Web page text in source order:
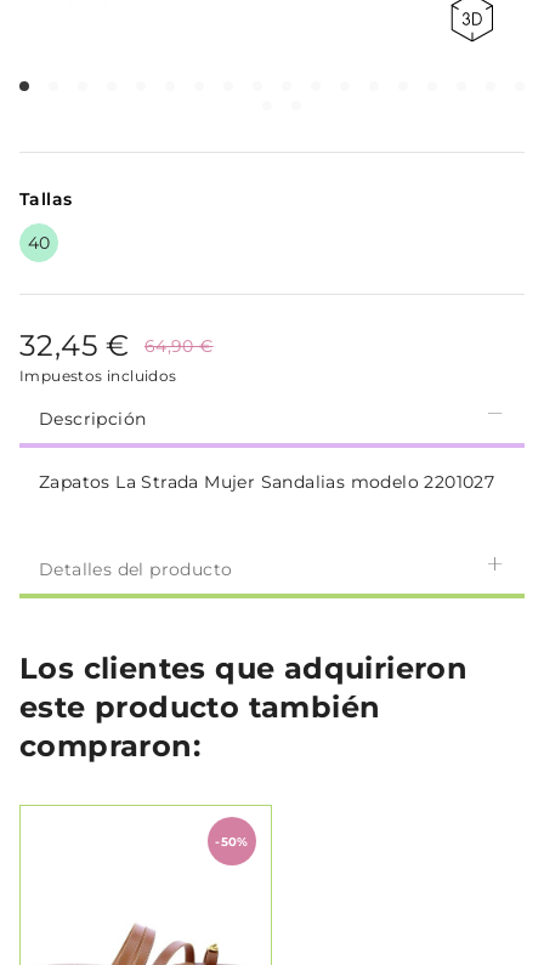
Tallas
40
32,45 € 64,90 €
Impuestos incluidos
Descripción
Zapatos La Strada Mujer Sandalias modelo 2201027
Detalles del producto
Los clientes que adquirieron
este producto también
compraron:
-50%